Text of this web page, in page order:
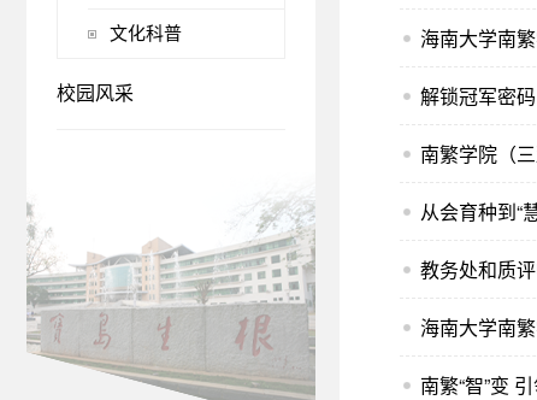
文化科普
校园风采
海南大学南
解锁冠军密
南繁学院（
从会育种到“
教务处和质
海南大学南
南繁“智”变